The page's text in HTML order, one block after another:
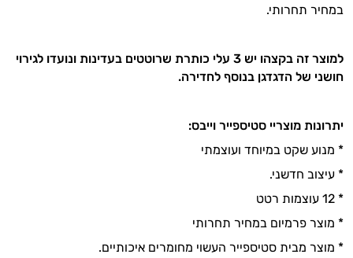
במחיר תחרותי.
למוצר זה בקצהו יש 3 עלי כותרת שרוטטים בעדינות ונועדו לגירוי
חושני של הדגדגן בנוסף לחדירה.
יתרונות מוצריי סטיספייר וייבס:
* מנוע שקט במיוחד ועוצמתי
* עיצוב חדשני.
* 12 עוצמות רטט
* מוצר פרמיום במחיר תחרותי
* מוצר מבית סטיספייר העשוי מחומרים איכותיים.